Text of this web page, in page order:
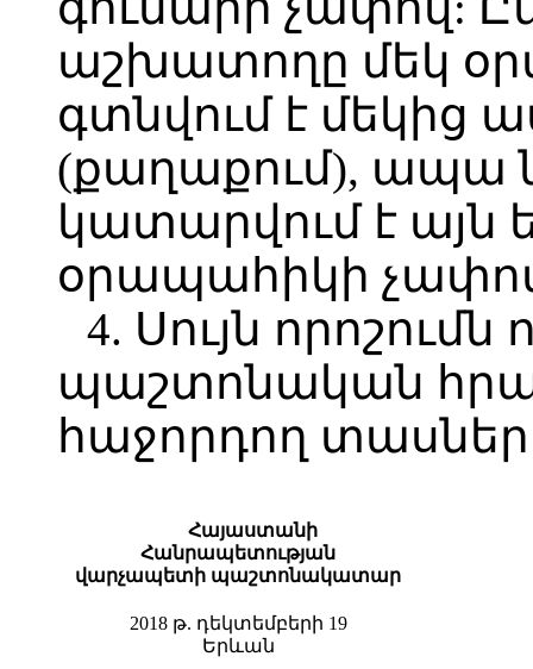
աշխատողը մեկ
գտնվում է մեկից
(քաղաքում), ապա
կատարվում է այն
օրապահիկի
4. Սույն որոշումն
պաշտոնական
հաջորդող
Հայաստանի
Հանրապետության
վարչապետի պաշտոնակատար
2018 թ. դեկտեմբերի 19
Երևան